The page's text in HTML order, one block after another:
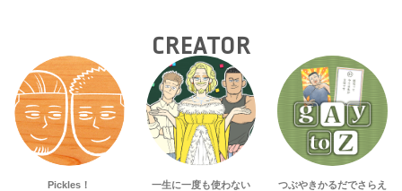
CREATOR
Pickles！
一生に一度も使わない
つぶやきかるだでさらえ